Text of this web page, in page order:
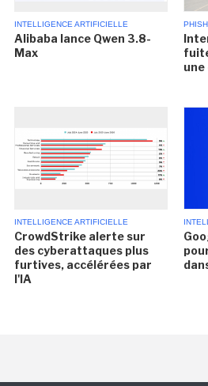
INTELLIGENCE ARTIFICIELLE
Alibaba lance Qwen 3.8-
Max
INTELLIGENCE ARTIFICIELLE
CrowdStrike alerte sur
des cyberattaques plus
furtives, accélérées par
l'IA